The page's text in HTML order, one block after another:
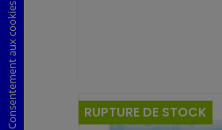
RUPTURE DE STOCK
Consentement aux cookies